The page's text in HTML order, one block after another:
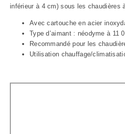
inférieur à 4 cm) sous les chaudières
Avec cartouche en acier
Type d’aimant : néodyme à 11
Recommandé pour les
Utilisation chauffage/